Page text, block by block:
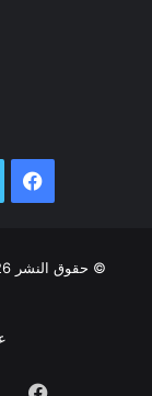
© حقوق النشر 2026، جميع الحقوق محفوظة |